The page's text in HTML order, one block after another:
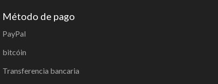
Método de pago
PayPal
bitcóin
Transferencia bancaria